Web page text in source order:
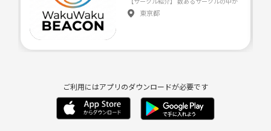
那覇市内のカフェ（詳細の場所は参加連絡後にお伝えします）
※カフェで開催しますので、飲み物のご注文をお願いします。
※おススメしたい本が2～3冊ある場合は、時間がありましたら紹介して
東京都
ご利用にはアプリのダウンロードが必要です